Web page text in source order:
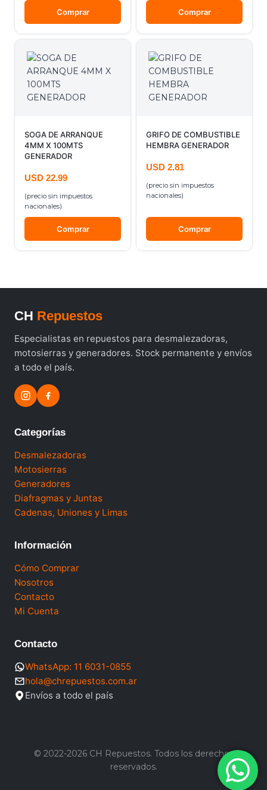
Comprar Comprar
SOGA DE ARRANQUE
4MM X 100MTS
GENERADOR
USD 22.99
(precio sin impuestos
nacionales)
Comprar
GRIFO DE COMBUSTIBLE
HEMBRA GENERADOR
USD 2.81
(precio sin impuestos
nacionales)
Comprar
CH Repuestos
Especialistas en repuestos para desmalezadoras,
motosierras y generadores. Stock permanente y envíos
a todo el país.
Categorías
Desmalezadoras
Motosierras
Generadores
Diafragmas y Juntas
Cadenas, Uniones y Limas
Información
Cómo Comprar
Nosotros
Contacto
Mi Cuenta
Contacto
WhatsApp: 11 6031-0855
hola@chrepuestos.com.ar
Envíos a todo el país
© 2022-2026 CH Repuestos. Todos los derechos
reservados.